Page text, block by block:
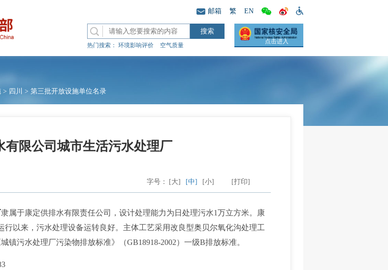
邮箱 繁 EN
热门搜索： 环境影响评价 空气质量
点击进入
> 四川 > 第三批开放设施单位名录
有限公司城市生活污水处理厂
[打印]
字号： [大] [中] [小]
隶属于康定供排水有限责任公司，设计处理能力为日处理污水1万立方米。康
行以来，污水处理设备运转良好。主体工艺采用改良型奥贝尔氧化沟处理工
镇污水处理厂污染物排放标准》（GB18918-2002）一级B排放标准。